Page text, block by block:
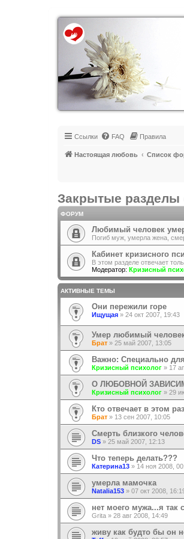
Регистрация
Ссылки FAQ Правила
Настоящая любовь Список
Закрытые разделы
ФОРУМ
Любимый человек
Погиб муж, умерла жена,
Кабинет кризисного
В этом разделе отвечает
Модератор: Кризисный
АКТИВНЫЕ ТЕМЫ
Они пережили горе
Ищущая » 24 окт 2007, 19:43
Умер любимый
Брат » 25 май 2007, 13:05
Важно: Специально
Кризисный психолог » 17
О ЛЮБОВНОЙ
Кризисный психолог » 29
Кто отвечает в этом
Брат » 13 сен 2007, 10:05
Смерть близкого
DS » 25 май 2007, 12:13
Что теперь делать???
Катерина13 » 14 ноя 2008,
умерла мамочка
Natalia153 » 07 окт 2008,
нет моего мужа...я так
Grita » 28 авг 2008, 14:49
живу как будто бы он